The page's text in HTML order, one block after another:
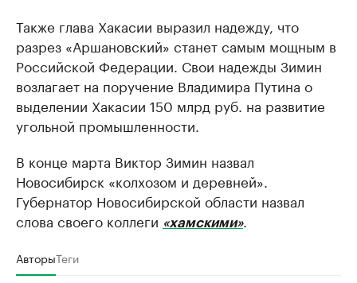
Также глава Хакасии выразил надежду, что
разрез «Аршановский» станет самым мощным в
Российской Федерации. Свои надежды Зимин
возлагает на поручение Владимира Путина о
выделении Хакасии 150 млрд руб. на развитие
угольной промышленности.
В конце марта Виктор Зимин назвал
Новосибирск «колхозом и деревней».
Губернатор Новосибирской области назвал
слова своего коллеги «хамскими».
АвторыТеги